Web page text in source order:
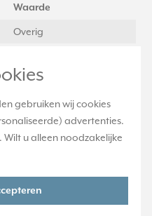
gebruiken wij cookies
advertenties.
. Wilt u alleen noodzakelijke
Waarde
Overig
Ja
152 Millimeter (mm)
11 Millimeter (mm)
Nee